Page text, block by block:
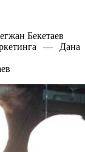
Бекетаев
— Дана